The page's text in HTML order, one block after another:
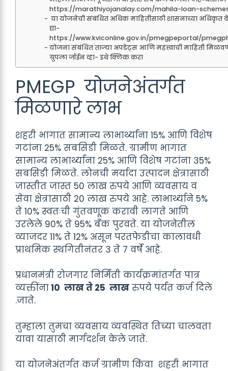
https://marathiyojanalay.com/mahila-loan-
या योजनेची संबंधित अधिक माहितीसाठी शासनाच्या अधिकृत
द्या-
https://www.kviconline.gov.in/pmegpeportal/
योजना संबंधित ताज्या अपडेट्स आणि महत्त्वाची माहिती
ग्रुपला जॉईन व्हा- इथे क्लिक करा
PMEGP योजनेअंतर्गत
मिळणारे लाभ
शहरी भागात सामान्य लाभार्थ्यांना 15% आणि विशेष
गटांना 25% सबसिडी मिळते. ग्रामीण भागात
सामान्य लाभार्थ्यांना 25% आणि विशेष गटांना 35%
सबसिडी मिळते. लोनची मर्यादा उत्पादन क्षेत्रासाठी
जास्तीत जास्त 50 लाख रुपये आणि व्यवसाय व
सेवा क्षेत्रासाठी 20 लाख रुपये आहे. लाभार्थ्याने 5%
ते 10% स्वतःची गुंतवणूक करावी लागते आणि
उरलेले 90% ते 95% बँक पुरवते. या योजनेतील
व्याजदर 11% ते 12% असून परतफेडीचा कालावधी
प्राथमिक स्थगितीनंतर 3 ते 7 वर्षे आहे.
प्रधानमंत्री रोजगार निर्मिती कार्यक्रमांतर्गत पात्र
व्यक्तींना10 लाख ते 25 लाख रुपये पर्यंत कर्ज दिले
.जाते.
तुम्हाला तुमचा व्यवसाय व्यवस्थित तिच्या चालवता
यावा यासाठी मार्गदर्शन केले जाते.
या योजनेअंतर्गत कर्ज ग्रामीण किंवा शहरी भागात